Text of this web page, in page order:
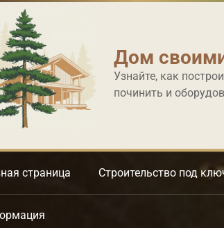
Дом
Узнайте, как
починить и
страница Строительство под